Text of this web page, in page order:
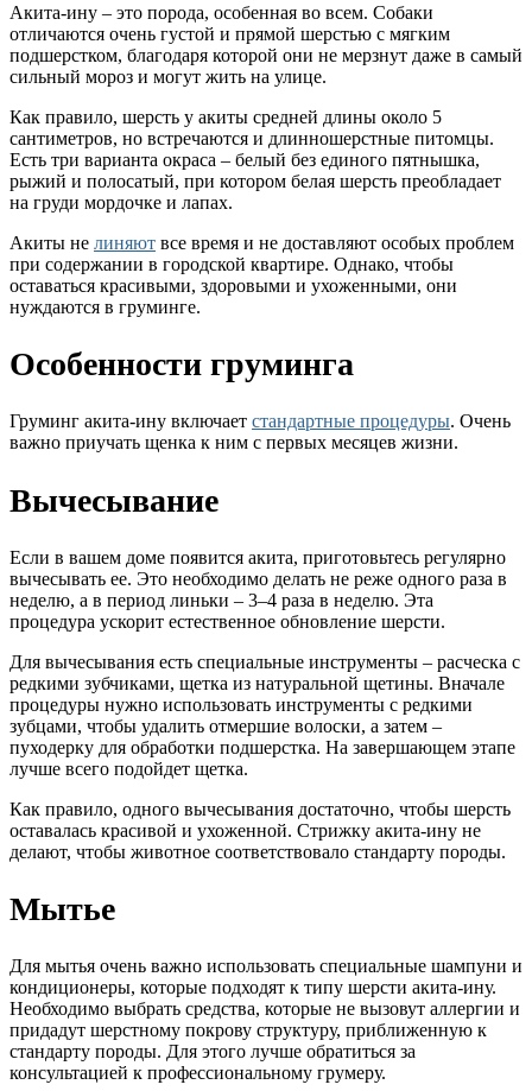
Акита-ину – это порода, особенная во всем. Собаки
отличаются очень густой и прямой шерстью с мягким
подшерстком, благодаря которой они не мерзнут даже в самый
сильный мороз и могут жить на улице.
Как правило, шерсть у акиты средней длины около 5
сантиметров, но встречаются и длинношерстные питомцы.
Есть три варианта окраса – белый без единого пятнышка,
рыжий и полосатый, при котором белая шерсть преобладает
на груди мордочке и лапах.
Акиты не линяют все время и не доставляют особых проблем
при содержании в городской квартире. Однако, чтобы
оставаться красивыми, здоровыми и ухоженными, они
нуждаются в груминге.
Особенности груминга
Груминг акита-ину включает стандартные процедуры. Очень
важно приучать щенка к ним с первых месяцев жизни.
Вычесывание
Если в вашем доме появится акита, приготовьтесь регулярно
вычесывать ее. Это необходимо делать не реже одного раза в
неделю, а в период линьки – 3–4 раза в неделю. Эта
процедура ускорит естественное обновление шерсти.
Для вычесывания есть специальные инструменты – расческа с
редкими зубчиками, щетка из натуральной щетины. Вначале
процедуры нужно использовать инструменты с редкими
зубцами, чтобы удалить отмершие волоски, а затем –
пуходерку для обработки подшерстка. На завершающем этапе
лучше всего подойдет щетка.
Как правило, одного вычесывания достаточно, чтобы шерсть
оставалась красивой и ухоженной. Стрижку акита-ину не
делают, чтобы животное соответствовало стандарту породы.
Мытье
Для мытья очень важно использовать специальные шампуни и
кондиционеры, которые подходят к типу шерсти акита-ину.
Необходимо выбрать средства, которые не вызовут аллергии и
придадут шерстному покрову структуру, приближенную к
стандарту породы. Для этого лучше обратиться за
консультацией к профессиональному грумеру.